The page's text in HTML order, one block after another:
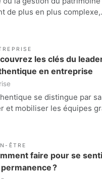
de plus en plus
les clés du
en entreprise
se distingue par sa
et mobiliser les équipes
ÊTRE
faire pour se
?